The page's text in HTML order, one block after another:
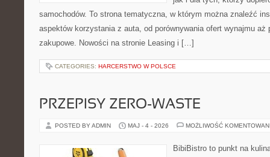
samochodów. To strona tematyczna, w którym można znaleźć
aspektów korzystania z auta, od porównywania ofert wynajmu aż
zakupowe. Nowości na stronie Leasing i […]
CATEGORIES: HARCERSTWO W POLSCE
PRZEPISY ZERO-WASTE
POSTED BY ADMIN MAJ - 4 - 2026 MOŻLIWOŚĆ
BibiBistro to punkt na